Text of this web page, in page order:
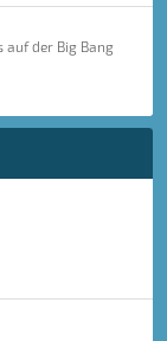
auf der Big Bang